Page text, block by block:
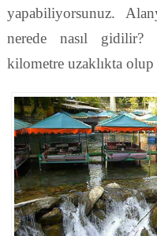
yapabiliyorsunuz.
nerede nasıl gidilir?
kilometre uzaklıkta